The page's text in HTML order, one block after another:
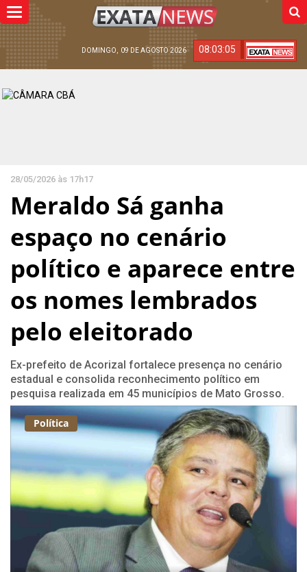
DOMINGO, 09 DE AGOSTO 2026 08:03:06
Toggle
navigation
28/05/2026 às 17h17
Meraldo Sá ganha
espaço no cenário
político e aparece entre
os nomes lembrados
pelo eleitorado
Ex-prefeito de Acorizal fortalece presença no cenário
estadual e consolida reconhecimento político em
pesquisa realizada em 45 municípios de Mato Grosso.
Política